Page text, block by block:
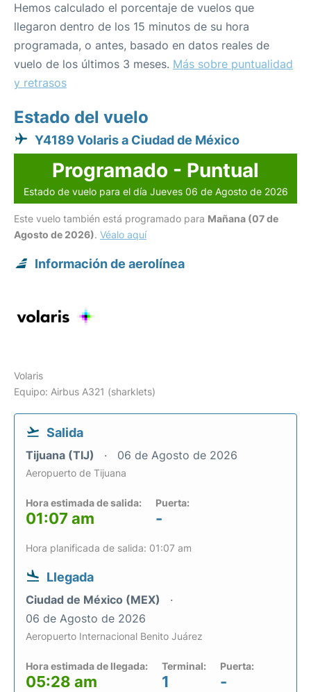
Hemos calculado el porcentaje de vuelos que
llegaron dentro de los 15 minutos de su hora
programada, o antes, basado en datos reales de
vuelo de los últimos 3 meses. Más sobre puntualidad
y retrasos
Estado del vuelo
Y4189 Volaris a Ciudad de México
Programado - Puntual
Estado de vuelo para el día Jueves 06 de Agosto de 2026
Este vuelo también está programado para Mañana (07 de
Agosto de 2026). Véalo aquí
Información de aerolínea
Volaris
Equipo: Airbus A321 (sharklets)
Salida
Tijuana (TIJ) 06 de Agosto de 2026
Aeropuerto de Tijuana
Hora estimada de salida:
01:07 am
Puerta:
-
Hora planificada de salida: 01:07 am
Llegada
Ciudad de México (MEX)
06 de Agosto de 2026
Aeropuerto Internacional Benito Juárez
Hora estimada de llegada:
05:28 am
Terminal:
1
Puerta:
-